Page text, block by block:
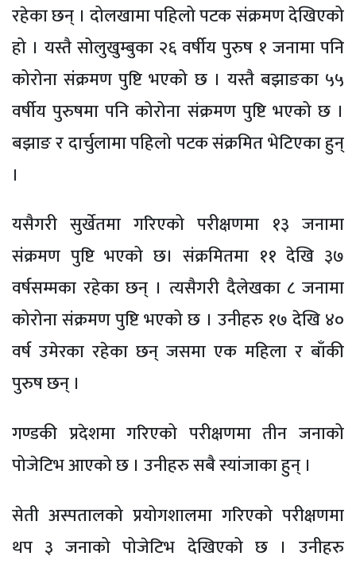
रहेका छन् । दोलखामा पहिलो पटक संक्रमण देखिएको
हो । यस्तै सोलुखुम्बुका २६ वर्षीय पुरुष १ जनामा पनि
कोरोना संक्रमण पुष्टि भएको छ । यस्तै बझाङका ५५
वर्षीय पुरुषमा पनि कोरोना संक्रमण पुष्टि भएको छ ।
बझाङ र दार्चुलामा पहिलो पटक संक्रमित भेटिएका हुन्
।
यसैगरी सुर्खेतमा गरिएको परीक्षणमा १३ जनामा
संक्रमण पुष्टि भएको छ। संक्रमितमा ११ देखि ३७
वर्षसम्मका रहेका छन् । त्यसैगरी दैलेखका ८ जनामा
कोरोना संक्रमण पुष्टि भएको छ । उनीहरु १७ देखि ४०
वर्ष उमेरका रहेका छन् जसमा एक महिला र बाँकी
पुरुष छन् ।
गण्डकी प्रदेशमा गरिएको परीक्षणमा तीन जनाको
पोजेटिभ आएको छ । उनीहरु सबै स्यांजाका हुन् ।
सेती अस्पतालको प्रयोगशालमा गरिएको परीक्षणमा
थप ३ जनाको पोजेटिभ देखिएको छ । उनीहरु